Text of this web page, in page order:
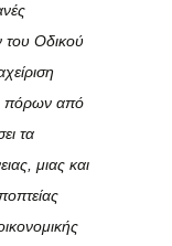
του Οδικού
πόρων από
τα
μιας και